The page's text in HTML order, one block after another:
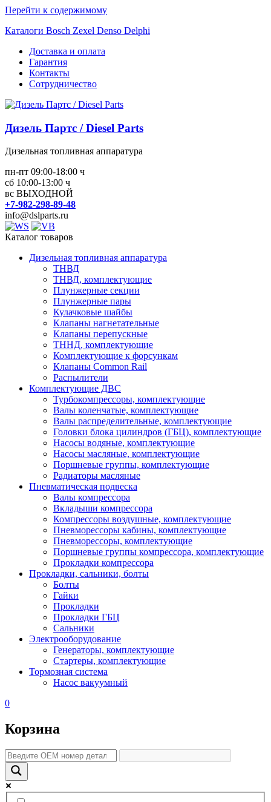
Перейти к содержимому
Каталоги Bosch Zexel Denso Delphi
Доставка и оплата
Гарантия
Контакты
Сотрудничество
Дизель Партс / Diesel Parts
Дизельная топливная аппаратура
пн-пт 09:00-18:00 ч
сб 10:00-13:00 ч
вс ВЫХОДНОЙ
+7-982-298-89-48
info@dslparts.ru
Каталог товаров
Дизельная топливная аппаратура
ТНВД
ТНВД, комплектующие
Плунжерные секции
Плунжерные пары
Кулачковые шайбы
Клапаны нагнетательные
Клапаны перепускные
ТННД, комплектующие
Комплектующие к форсункам
Клапаны Common Rail
Распылители
Комплектующие ДВС
Турбокомпрессоры, комплектующие
Валы коленчатые, комплектующие
Валы распределительные, комплектующие
Головки блока цилиндров (ГБЦ), комплектующие
Насосы водяные, комплектующие
Насосы масляные, комплектующие
Поршневые группы, комплектующие
Радиаторы масляные
Пневматическая подвеска
Валы компрессора
Вкладыши компрессора
Компрессоры воздушные, комплектующие
Пневморессоры кабины, комплектующие
Пневморессоры, комплектующие
Поршневые группы компрессора, комплектующие
Прокладки компрессора
Прокладки, сальники, болты
Болты
Гайки
Прокладки
Прокладки ГБЦ
Сальники
Электрооборудование
Генераторы, комплектующие
Стартеры, комплектующие
Тормозная система
Насос вакуумный
0
Корзина